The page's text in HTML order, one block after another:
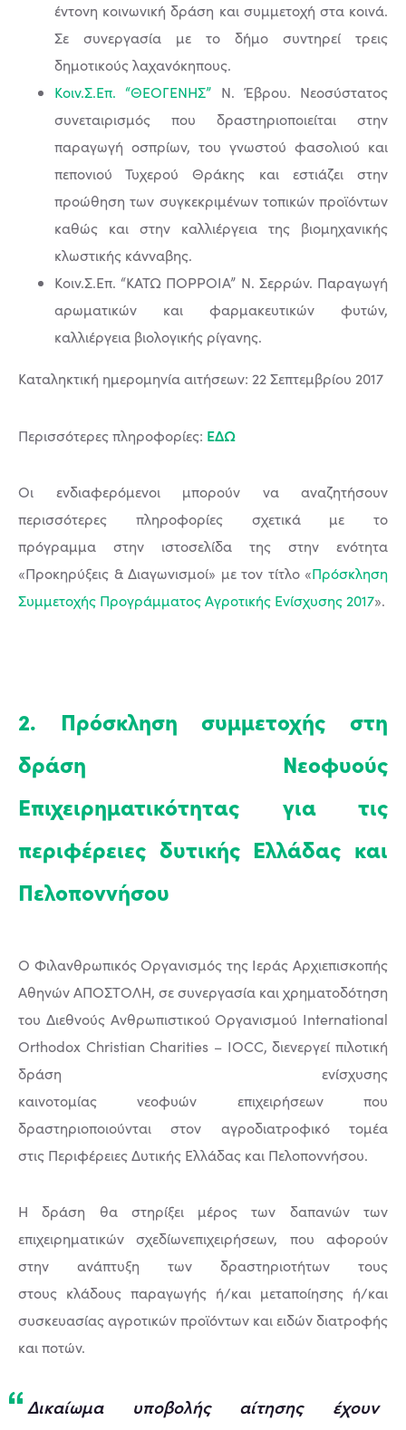
έντονη κοινωνική δράση και συμμετοχή στα κοινά.
Σε συνεργασία με το δήμο συντηρεί τρεις
δημοτικούς λαχανόκηπους.
Κοιν.Σ.Επ. “ΘΕΟΓΕΝΗΣ” Ν. Έβρου. Νεοσύστατος
συνεταιρισμός που δραστηριοποιείται στην
παραγωγή οσπρίων, του γνωστού φασολιού και
πεπονιού Τυχερού Θράκης και εστιάζει στην
προώθηση των συγκεκριμένων τοπικών προϊόντων
καθώς και στην καλλιέργεια της βιομηχανικής
κλωστικής κάνναβης.
Κοιν.Σ.Επ. “ΚΑΤΩ ΠΟΡΡΟΙΑ” Ν. Σερρών. Παραγωγή
αρωματικών και φαρμακευτικών φυτών,
καλλιέργεια βιολογικής ρίγανης.
Καταληκτική ημερομηνία αιτήσεων: 22 Σεπτεμβρίου 2017
Περισσότερες πληροφορίες: ΕΔΩ
Οι ενδιαφερόμενοι μπορούν να αναζητήσουν
περισσότερες πληροφορίες σχετικά με το
πρόγραμμα στην ιστοσελίδα της στην ενότητα
«Προκηρύξεις & Διαγωνισμοί» με τον τίτλο «Πρόσκληση
Συμμετοχής Προγράμματος Αγροτικής Ενίσχυσης 2017».
2. Πρόσκληση συμμετοχής στη
δράση Νεοφυούς
Επιχειρηματικότητας για τις
περιφέρειες δυτικής Ελλάδας και
Πελοποννήσου
Ο Φιλανθρωπικός Οργανισμός της Ιεράς Αρχιεπισκοπής
Αθηνών ΑΠΟΣΤΟΛΗ, σε συνεργασία και χρηματοδότηση
του Διεθνούς Ανθρωπιστικού Οργανισμού International
Orthodox Christian Charities – IOCC, διενεργεί πιλοτική
δράση ενίσχυσης
καινοτομίας νεοφυών επιχειρήσεων που
δραστηριοποιούνται στον αγροδιατροφικό τομέα
στις Περιφέρειες Δυτικής Ελλάδας και Πελοποννήσου.
Η δράση θα στηρίξει μέρος των δαπανών των
επιχειρηματικών σχεδίωνεπιχειρήσεων, που αφορούν
στην ανάπτυξη των δραστηριοτήτων τους
στους κλάδους παραγωγής ή/και μεταποίησης ή/και
συσκευασίας αγροτικών προϊόντων και ειδών διατροφής
και ποτών.
Δικαίωμα υποβολής αίτησης έχουν